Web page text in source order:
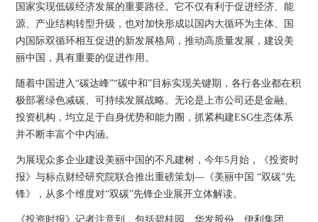
国家实现低碳经济发展的重要路径。它不仅有利于促进经济、能
源、产业结构转型升级，也对加快形成以国内大循环为主体、国
内国际双循环相互促进的新发展格局，推动高质量发展，建设美
丽中国，具有重要的促进作用。
随着中国进入“碳达峰”“碳中和”目标实现关键期，各行各业都在积
极部署绿色减碳、可持续发展战略。无论是上市公司还是金融、
投资机构，均立足于自身优势和能力圈，抓紧构建ESG生态体系
并不断丰富个中内涵。
为展现众多企业建设美丽中国的不凡建树，今年5月始，《投资时
报》与标点财经研究院联合推出重磅策划—《美丽中国 “双碳”先
锋》，从多个维度对“双碳”先锋企业展开立体解读。
《投资时报》记者注意到，包括碧桂园、华发股份、伊利集团、